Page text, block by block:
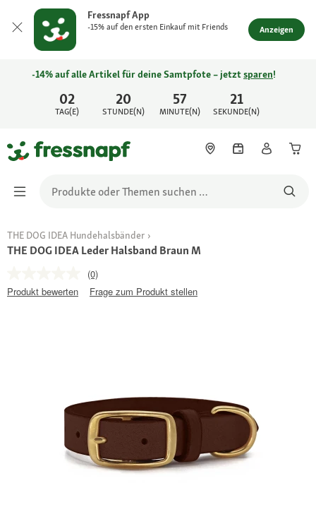
Fressnapf App
-15% auf den ersten Einkauf mit Friends Anzeigen
02
TAG(E)
20
STUNDE(N)
57
MINUTE(N)
21
SEKUNDE(N)
-14% auf alle Artikel für deine Samtpfote – jetztsparen!
THE DOG IDEA Hundehalsbänder
THE DOG IDEA Leder Halsband Braun M
(0)
Produkt bewerten
Frage zum Produkt stellen